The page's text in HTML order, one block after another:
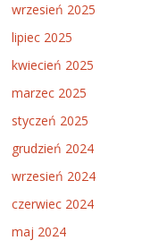
wrzesień 2025
lipiec 2025
kwiecień 2025
marzec 2025
styczeń 2025
grudzień 2024
wrzesień 2024
czerwiec 2024
maj 2024